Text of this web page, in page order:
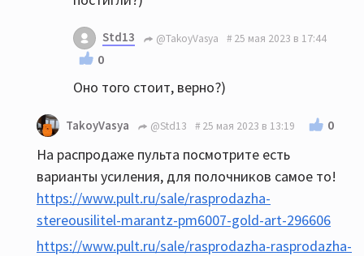
Std13 @TakoyVasya 25 мая 2023 в 17:44
0
Оно того стоит, верно?)
TakoyVasya @Std13 25 мая 2023 в 13:19 0
На распродаже пульта посмотрите есть
варианты усиления, для полочников самое то!
https://www.pult.ru/sale/rasprodazha-
stereousilitel-marantz-pm6007-gold-art-296606
https://www.pult.ru/sale/rasprodazha-rasprodazha-